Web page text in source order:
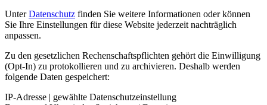
UnterDatenschutz finden Sie weitere Informationen oder können
Sie Ihre Einstellungen für diese Website jederzeit nachträglich
anpassen.
Zu den gesetzlichen Rechenschaftspflichten gehört die Einwilligung
(Opt-In) zu protokollieren und zu archivieren. Deshalb werden
folgende Daten gespeichert:
IP-Adresse | gewählte Datenschutzeinstellung